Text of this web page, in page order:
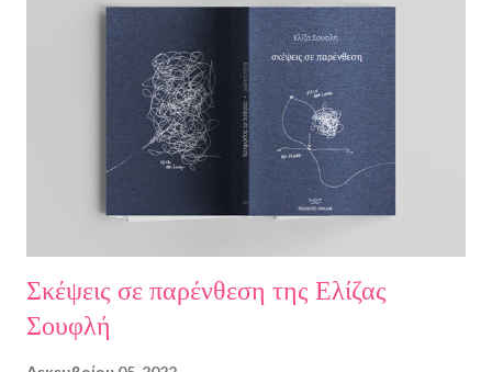
Σκέψεις σε παρένθεση της Ελίζας
Σουφλή